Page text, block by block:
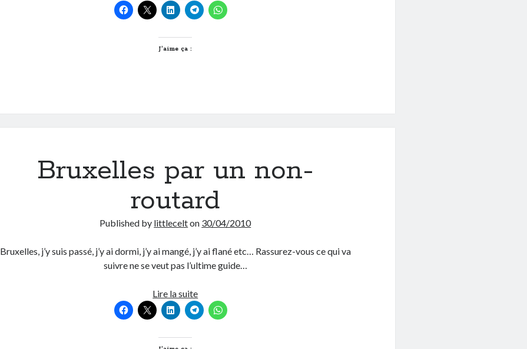
en
4
J’aime ça :
Bruxelles par un non-
routard
Published by littlecelton 30/04/2010
Bruxelles, j’y suis passé, j’y ai dormi, j’y ai mangé, j’y ai flané etc… Rassurez-vous ce qui va
suivre ne se veut pas l’ultime guide…
Lire la suiteBruxelles
par
un